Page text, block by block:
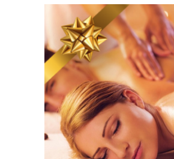
SELECT
OPTIONS